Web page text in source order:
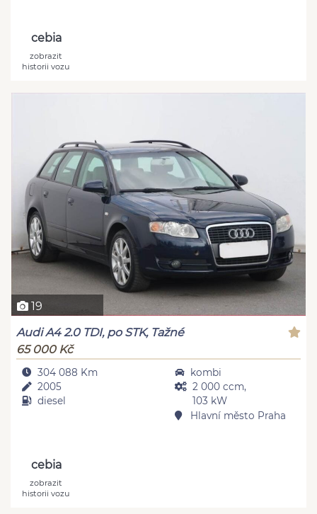
cebia
zobrazit
historii vozu
19
Audi A4 2.0 TDI, po STK, Tažné
65 000 Kč
304 088 Km
2005
diesel
kombi
2 000 ccm,
103 kW
Hlavní město Praha
cebia
zobrazit
historii vozu